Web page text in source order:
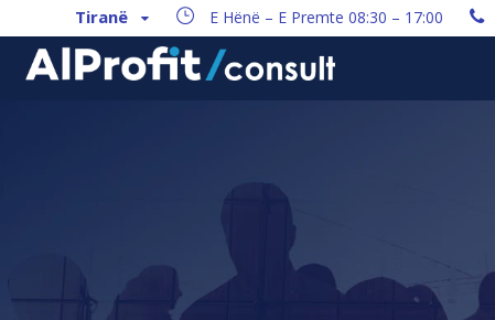
Tiranë E Hënë – E Premte 08:30 – 17:00